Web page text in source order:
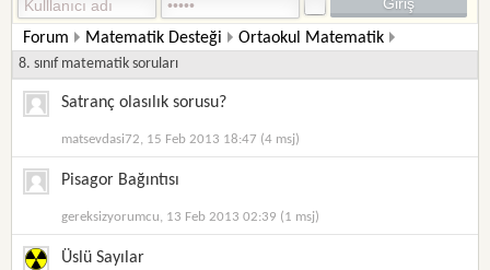
Forum Matematik Desteği Ortaokul Matematik
8. sınıf matematik soruları
Satranç olasılık sorusu?
matsevdasi72, 15 Feb 2013 18:47 (4 msj)
Pisagor Bağıntısı
gereksizyorumcu, 13 Feb 2013 02:39 (1 msj)
Üslü Sayılar